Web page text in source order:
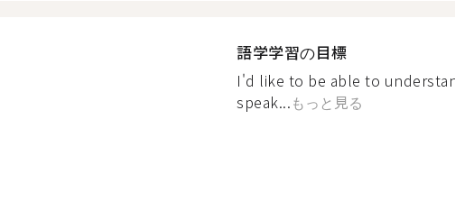
語学学習の目標
I'd like to be able to
speak...もっと見る